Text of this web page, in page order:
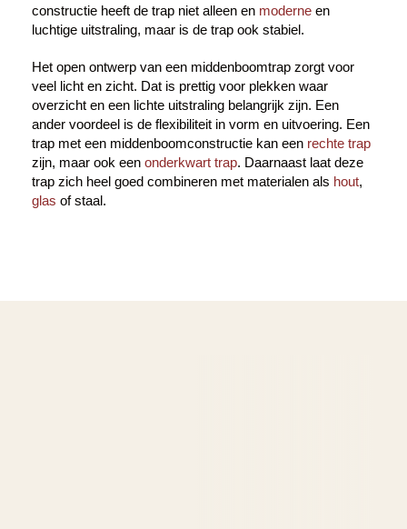
constructie heeft de trap niet alleen en moderne en
luchtige uitstraling, maar is de trap ook stabiel.
Het open ontwerp van een middenboomtrap zorgt voor
veel licht en zicht. Dat is prettig voor plekken waar
overzicht en een lichte uitstraling belangrijk zijn. Een
ander voordeel is de flexibiliteit in vorm en uitvoering. Een
trap met een middenboomconstructie kan een rechte trap
zijn, maar ook een onderkwart trap. Daarnaast laat deze
trap zich heel goed combineren met materialen als hout,
glas of staal.